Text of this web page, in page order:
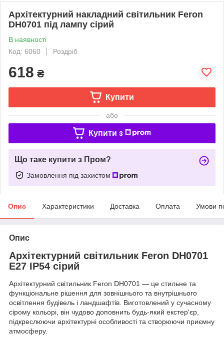
Архітектурний накладний світильник Feron
DH0701 під лампу сірий
В наявності
Код: 6060
Роздріб
618 ₴
Купити
або
Купити з
Що таке купити з Пром?
Замовлення під захистом
Опис Характеристики Доставка Оплата Умови
Опис
Архітектурний світильник Feron DH0701
Е27 IP54 сірий
Архітектурний світильник Feron DH0701 — це стильне та
функціональне рішення для зовнішнього та внутрішнього
освітлення будівель і ландшафтів. Виготовлений у сучасному
сірому кольорі, він чудово доповнить будь-який екстер'єр,
підкреслюючи архітектурні особливості та створюючи приємну
атмосферу.